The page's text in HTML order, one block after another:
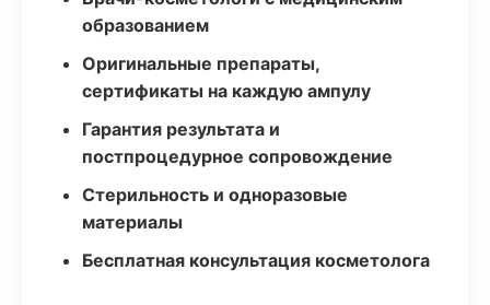
образованием
Оригинальные препараты,
сертификаты на каждую ампулу
Гарантия результата и
постпроцедурное сопровождение
Стерильность и одноразовые
материалы
Бесплатная консультация косметолога